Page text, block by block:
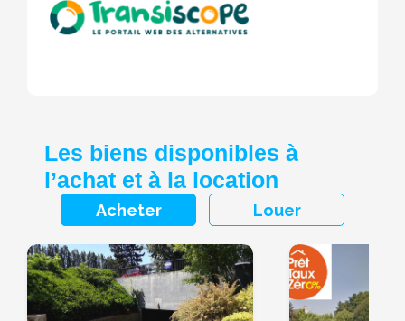
Les biens disponibles à
l’achat et à la location
Acheter Louer